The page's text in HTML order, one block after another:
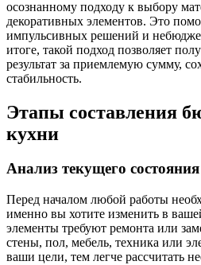
осознанному подходу к выбору
декоративных элементов. Это
импульсивных решений и
итоге, такой подход позволяет
результат за приемлемую сумму,
стабильность.
Этапы составления
кухни
Анализ текущего
Перед началом любой работы
именно вы хотите изменить в
элементы требуют ремонта или
стены, пол, мебель, техника или
ваши цели, тем легче рассчитать